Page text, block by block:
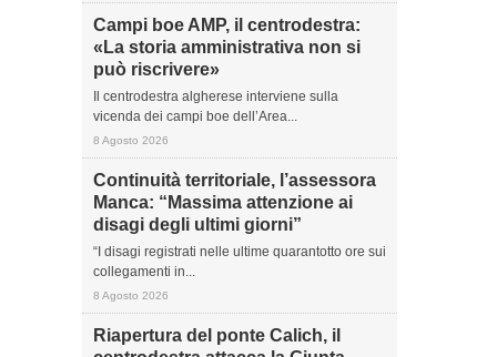
Campi boe AMP, il centrodestra:
«La storia amministrativa non si
può riscrivere»
Il centrodestra algherese interviene sulla
vicenda dei campi boe dell’Area...
8 Agosto 2026
Continuità territoriale, l’assessora
Manca: “Massima attenzione ai
disagi degli ultimi giorni”
“I disagi registrati nelle ultime quarantotto ore sui
collegamenti in...
8 Agosto 2026
Riapertura del ponte Calich, il